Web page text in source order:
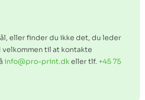
eller finder du ikke det, du leder
til at kontakte
info@pro-print.dkeller tlf. +45 75